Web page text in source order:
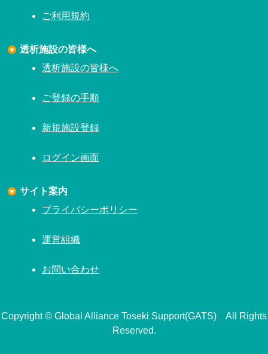
ご利用規約
透析施設の皆様へ
透析施設の皆様へ
ご登録の手順
新規施設登録
ログイン画面
サイト案内
プライバシーポリシー
運営組織
お問い合わせ
Copyright © Global Alliance Toseki Support(GATS) All Rights
Reserved.